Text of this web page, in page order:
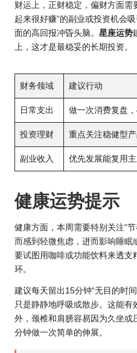
财运上，正财稳定，偏财方面需
起来很好赚”的副业或投资机会
面的高回报冲昏头脑。 星座运势
上，这才是最稳妥的长期投资。
财务领域 建议行动
日常支出 做一次消费复盘
投资理财 重点关注稳健型
副业收入 优先发展能复用
健康运势提示
健康方面，本周需要特别关注“
而感到轻微焦虑，进而影响睡眠
要试图用咖啡或功能饮料来透支
环。
建议每天留出15分钟“无目的时
只是静静地呼吸或散步。这能
外，颈椎和肩膀容易因为久坐
分钟做一次简单的伸展。